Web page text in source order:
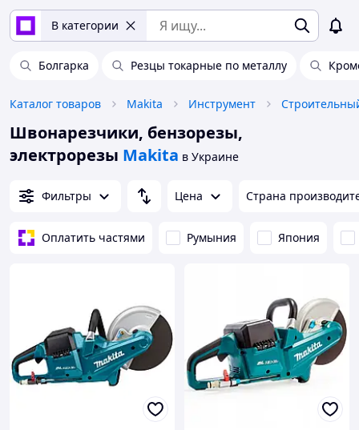
В категории
Болгарка Резцы токарные по металлу
Каталог товаров Makita Инструмент
Швонарезчики, бензорезы,
электрорезы Makita в Украине
Фильтры Цена Страна
Оплатить частями Румыния Япония